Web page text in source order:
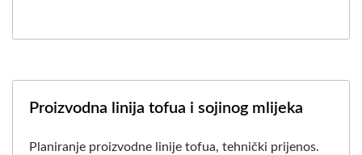
Proizvodna linija tofua i sojinog mlijeka
Planiranje proizvodne linije tofua, tehnički prijenos.